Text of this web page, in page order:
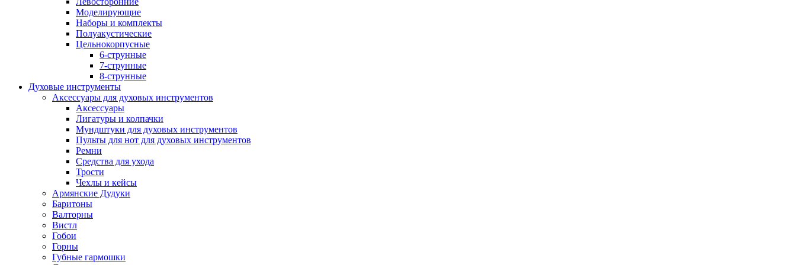
Моделирующие
Наборы и комплекты
Полуакустические
Цельнокорпусные
6-струнные
7-струнные
8-струнные
Духовые инструменты
Аксессуары для духовых инструментов
Аксессуары
Лигатуры и колпачки
Мундштуки для духовых инструментов
Пульты для нот для духовых инструментов
Ремни
Средства для ухода
Трости
Чехлы и кейсы
Армянские Дудуки
Баритоны
Валторны
Вистл
Гобои
Горны
Губные гармошки